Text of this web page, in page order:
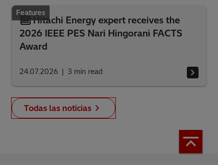
Features
Hitachi Energy expert receives the
2026 IEEE PES Nari Hingorani FACTS
Award
24.07.2026 3 min read
Todas las noticias